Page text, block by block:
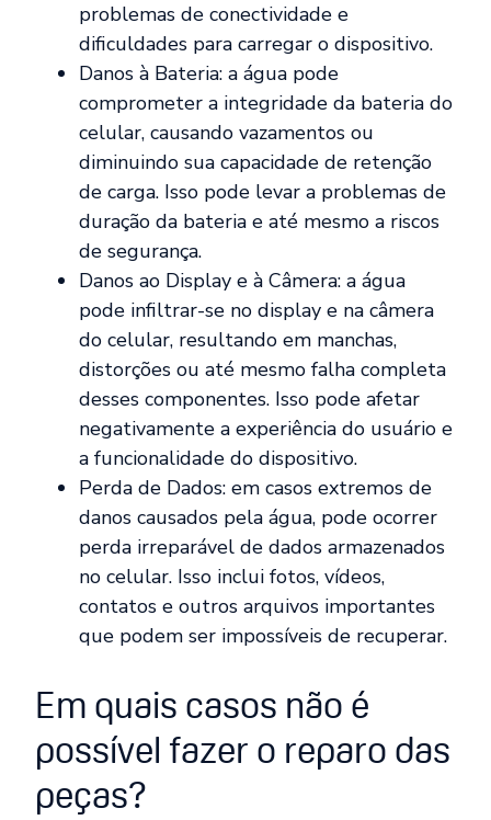
problemas de conectividade e
dificuldades para carregar o dispositivo.
Danos à Bateria: a água pode
comprometer a integridade da bateria do
celular, causando vazamentos ou
diminuindo sua capacidade de retenção
de carga. Isso pode levar a problemas de
duração da bateria e até mesmo a riscos
de segurança.
Danos ao Display e à Câmera: a água
pode infiltrar-se no display e na câmera
do celular, resultando em manchas,
distorções ou até mesmo falha completa
desses componentes. Isso pode afetar
negativamente a experiência do usuário e
a funcionalidade do dispositivo.
Perda de Dados: em casos extremos de
danos causados pela água, pode ocorrer
perda irreparável de dados armazenados
no celular. Isso inclui fotos, vídeos,
contatos e outros arquivos importantes
que podem ser impossíveis de recuperar.
Em quais casos não é
possível fazer o reparo das
peças?